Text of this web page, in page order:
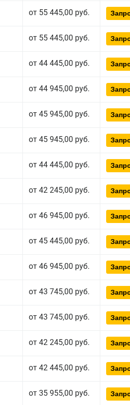
от 55 445,00 руб.
от 55 445,00 руб.
от 44 445,00 руб.
от 44 945,00 руб.
от 45 945,00 руб.
от 45 945,00 руб.
от 44 445,00 руб.
от 42 245,00 руб.
от 46 945,00 руб.
от 45 445,00 руб.
от 46 945,00 руб.
от 43 745,00 руб.
от 43 745,00 руб.
от 42 245,00 руб.
от 42 445,00 руб.
от 35 955,00 руб.